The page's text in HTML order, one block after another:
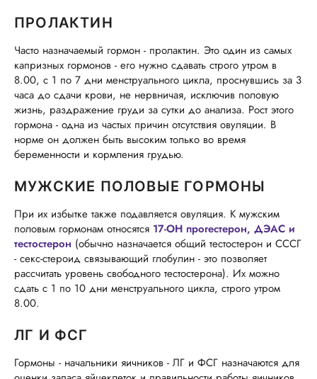
ПРОЛАКТИН
Часто назначаемый гормон - пролактин. Это один из самых
капризных гормонов - его нужно сдавать строго утром в
8.00, с 1 по 7 дни менструального цикла, проснувшись за 3
часа до сдачи крови, не нервничая, исключив половую
жизнь, раздражение груди за сутки до анализа. Рост этого
гормона - одна из частых причин отсутствия овуляции. В
норме он должен быть высоким только во время
беременности и кормления грудью.
МУЖСКИЕ ПОЛОВЫЕ ГОРМОНЫ
При их избытке также подавляется овуляция. К мужским
половым гормонам относятся 17-ОН прогестерон, ДЭАС и
тестостерон (обычно назначается общий тестостерон и СССГ
- секс-стероид связывающий глобулин - это позволяет
рассчитать уровень свободного тестостерона). Их можно
сдать с 1 по 10 дни менструального цикла, строго утром
8.00.
ЛГ И ФСГ
Гормоны - начальники яичников - ЛГ и ФСГ назначаются для